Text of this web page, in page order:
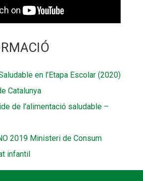
en l’Etapa Escolar (2020)
Catalunya
de l’alimentació saludable –
2019 Ministeri de Consum
infantil